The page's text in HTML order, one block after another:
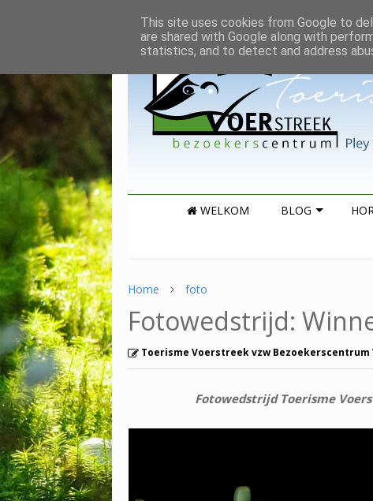
WELKOM BLOG
Home foto
Fotowedstrijd:
Toerisme Voerstreek vzw Bezoekerscentrum
Fotowedstrijd Toerisme
This site uses cookies from Google to
are shared with Google along with
statistics, and to detect and address